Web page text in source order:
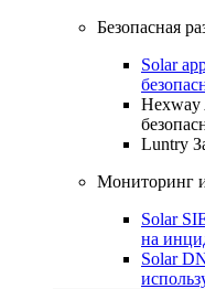
Безопасная
Solar
Hexway
Luntry
Мониторинг
Solar
на
Solar